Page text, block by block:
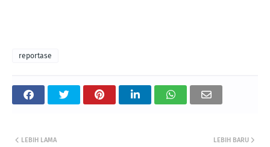
reportase
LEBIH BARU
LEBIH LAMA